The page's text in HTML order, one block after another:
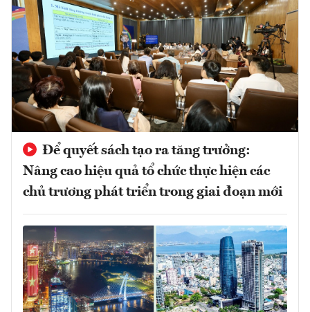
Để quyết sách tạo ra tăng trưởng:
Nâng cao hiệu quả tổ chức thực hiện các
chủ trương phát triển trong giai đoạn mới